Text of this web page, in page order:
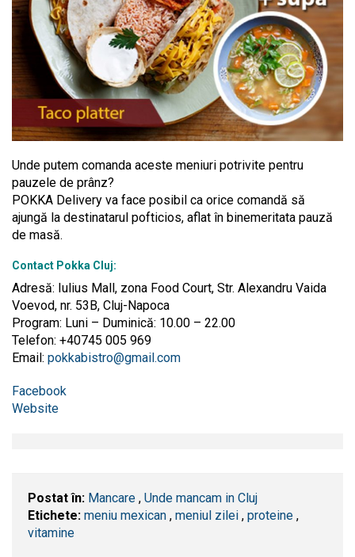
Unde putem comanda aceste meniuri potrivite pentru
pauzele de prânz?
POKKA Delivery va face posibil ca orice comandă să
ajungă la destinatarul pofticios, aflat în binemeritata pauză
de masă.
Contact Pokka Cluj:
Adresă: Iulius Mall, zona Food Court, Str. Alexandru Vaida
Voevod, nr. 53B, Cluj-Napoca
Program: Luni – Duminică: 10.00 – 22.00
Telefon: +40745 005 969
Email: pokkabistro@gmail.com
Facebook
Website
Postat în: Mancare , Unde mancam in Cluj
Etichete: meniu mexican , meniul zilei , proteine ,
vitamine